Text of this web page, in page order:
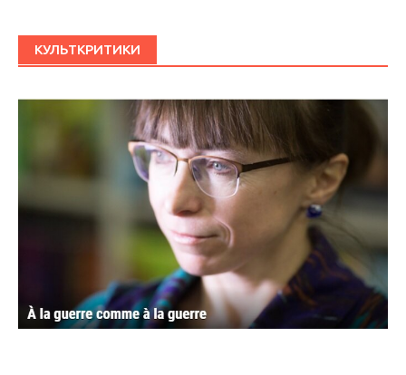
КУЛЬТКРИТИКИ